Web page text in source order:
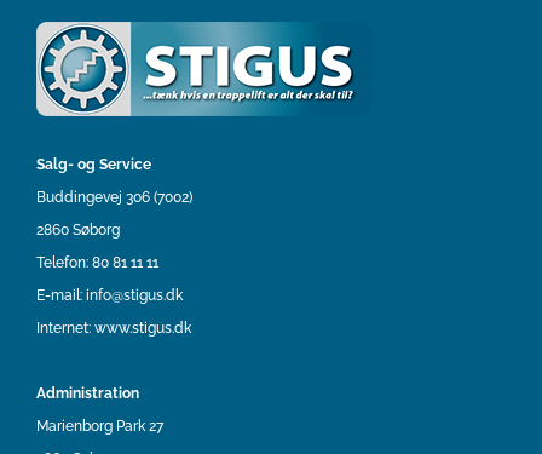
Salg- og Service
Buddingevej 306 (7002)
2860 Søborg
Telefon: 80 81 11 11
E-mail: info@stigus.dk
Internet: www.stigus.dk
Administration
Marienborg Park 27